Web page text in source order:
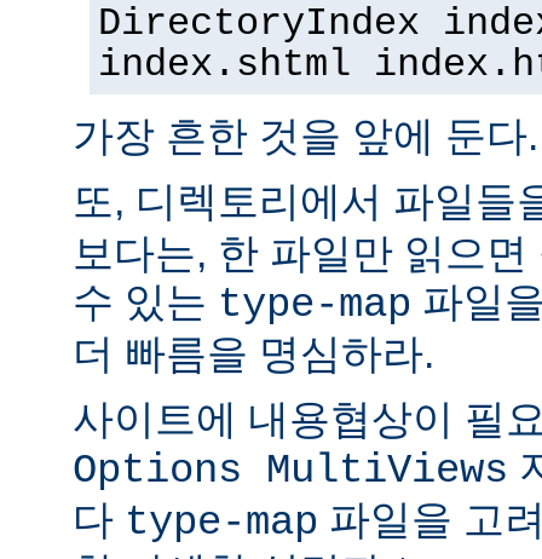
DirectoryIndex
index.shtml
가장 흔한 것을 앞에 둔다.
또, 디렉토리에서 파일들
보다는, 한 파일만 읽으
수 있는 type-map 파일
더 빠름을 명심하라.
사이트에 내용협상이 필
Options MultiViews
다 type-map 파일을 고